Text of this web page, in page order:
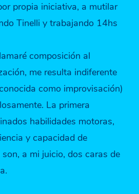
propia iniciativa, a mutilar
Tinelli y trabajando 14hs
composición al
me resulta indiferente
como improvisación)
La primera
habilidades motoras,
y capacidad de
a mi juicio, dos caras de